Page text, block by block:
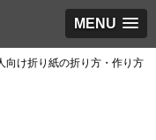
MENU
向け折り紙の折り方・作り方